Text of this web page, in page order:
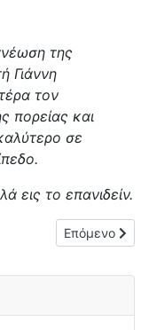
της
Γιάννη
τον
πορείας και
σε
εις το επανιδείν.
Λευκίμμης ο
Επόμενο
Επόμενο